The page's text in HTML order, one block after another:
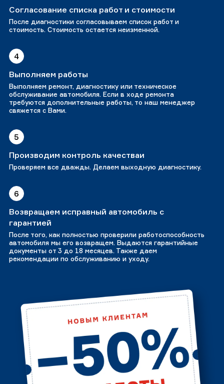
Согласование списка работ и стоимости
После диагностики согласовываем список работ и
стоимость. Стоимость остается неизменной.
4
Выполняем работы
Выполняем ремонт, диагностику или техническое
обслуживание автомобиля. Если в ходе ремонта
требуются дополнительные работы, то наш менеджер
свяжется с Вами.
5
Производим контроль качестваи
Проверяем все дважды. Делаем выходную диагностику.
6
Возвращаем исправный автомобиль с
гарантией
После того, как полностью проверили работоспособность
автомобиля мы его возвращем. Выдаются гарантийные
документы от 3 до 18 месяцев. Также даем
рекомендации по обслуживанию и уходу.